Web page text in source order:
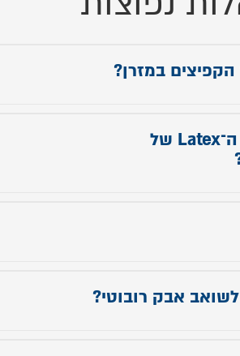
במזרן?
ונוחות לאורך זמן.
מה מיוחד בשכבת ה־Latex של
גבוהה במיוחד.
אבק רובוטי?